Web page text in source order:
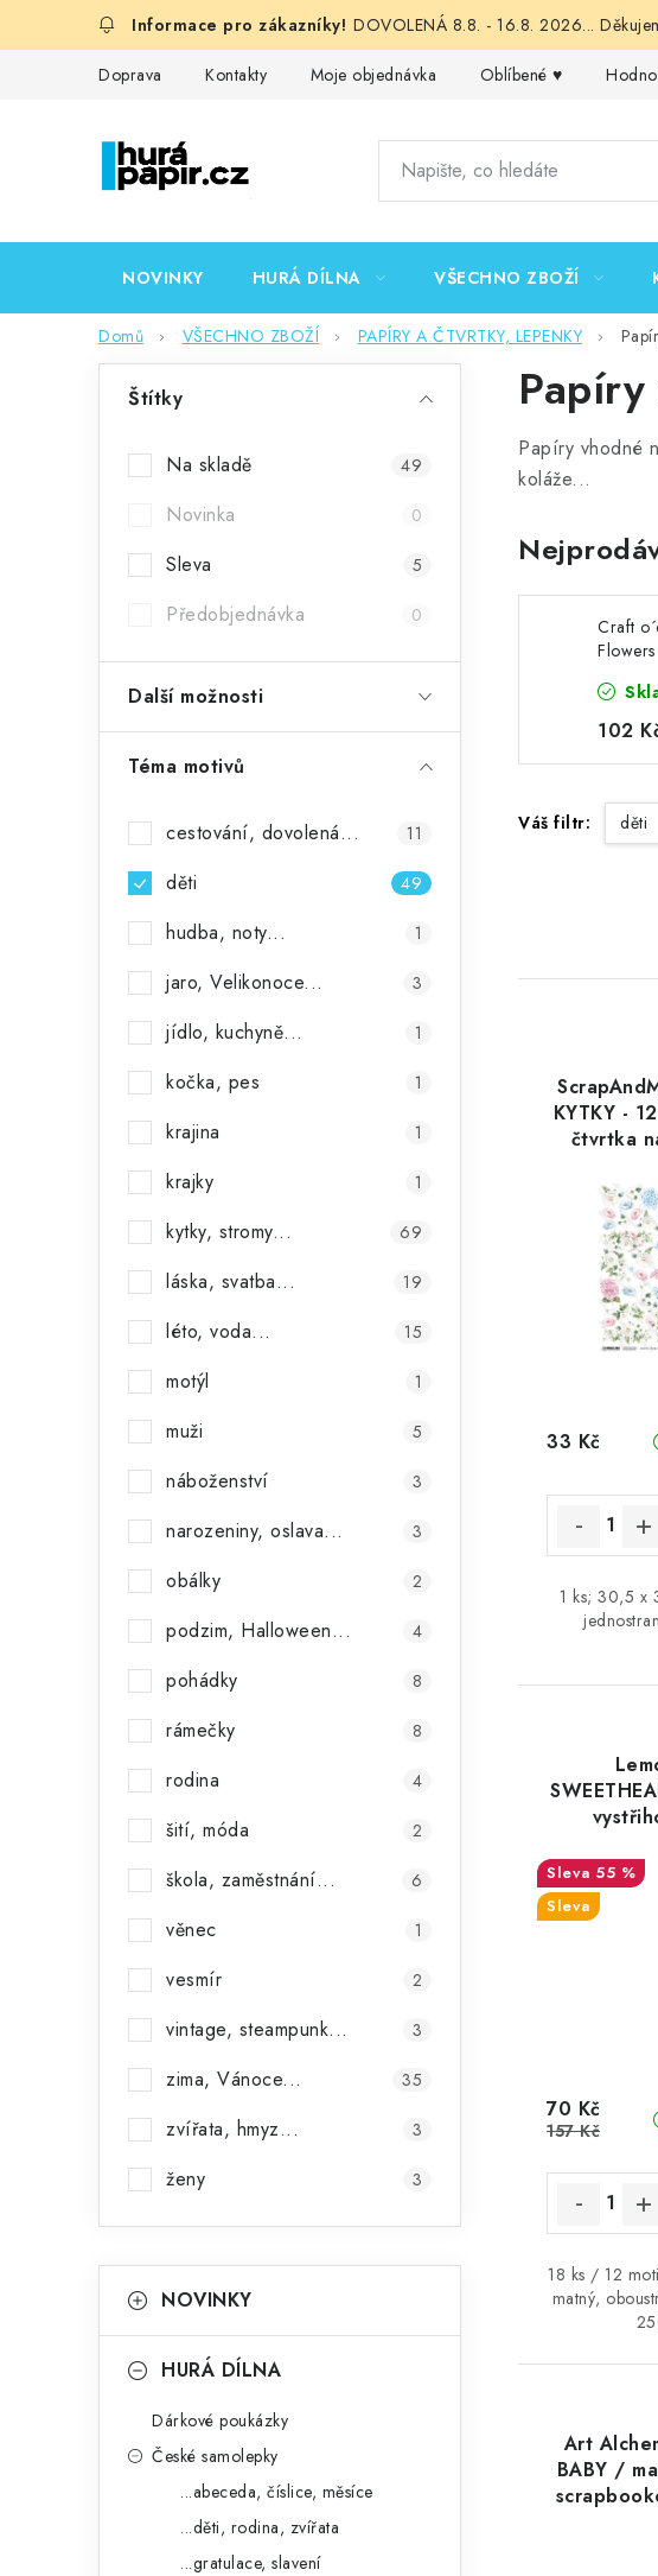
DOVOLENÁ 8.8. - 16.8. 2026...
Doprava Kontakty Moje objednávka Oblíbené ♥️
NOVINKY HURÁ DÍLNA VŠECHNO ZBOŽÍ
Domů VŠECHNO ZBOŽÍ PAPÍRY A ČTVRTKY, LEPENKY
n
í
Štítky
Na skladě 49
Novinka 0
Sleva 5
Předobjednávka 0
Další možnosti
Téma motivů
cestování, dovolená... 11
děti 49
hudba, noty... 1
jaro, Velikonoce... 3
jídlo, kuchyně... 1
kočka, pes 1
krajina 1
krajky 1
kytky, stromy... 69
láska, svatba... 19
léto, voda... 15
motýl 1
muži 5
náboženství 3
narozeniny, oslava... 3
obálky 2
podzim, Halloween... 4
pohádky 8
rámečky 8
rodina 4
šití, móda 2
škola, zaměstnání... 6
věnec 1
vesmír 2
vintage, steampunk... 3
zima, Vánoce... 35
zvířata, hmyz... 3
ženy 3
kategorie
a
NOVINKY
HURÁ DÍLNA
Dárkové poukázky
České samolepky
...abeceda, číslice, měsíce
...děti, rodina, zvířata
...gratulace, slavení
Papíry vhodné
koláže...
Craft
tisk
102
Váš filtr: děti
KYTKY -
čtvrtka
33 Kč
1 ks; 30,5 x
55 %
Sleva
70 Kč
157 Kč
18 ks / 12
matný,
Art
BABY /